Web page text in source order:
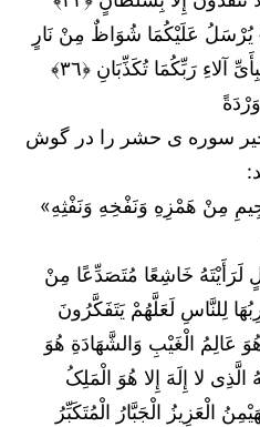
آلاءِ رَبِّکُمَا تُکَذِّبَانِ ﴿٣٤﴾ یُرْسَلُ عَلَیْکُمَا شُوَاظٌ مِنْ نَارٍ
وَنُحَاسٌ فَلا تَنْتَصِرَانِ ﴿٣٥﴾ فَبِأَیِّ آلاءِ رَبِّکُمَا تُکَذِّبَانِ ﴿٣٦﴾
اخیر سوره ی حشر را در گوش
مِنْ هَمْزِهِ وَنَفْخِهِ وَنَفْثِهِ»
لَرَأَیْتَهُ خَاشِعًا مُتَصَدِّعًا مِنْ
لِلنَّاسِ لَعَلَّهُمْ یَتَفَکَّرُونَ
هُوَ عَالِمُ الْغَیْبِ وَالشَّهَادَةِ هُوَ
﴿٢٢﴾ هُوَ اللَّهُ الَّذِی لا إِلَهَ إِلا هُوَ الْمَلِکُ
الْعَزِیزُ الْجَبَّارُ الْمُتَکَبِّرُ